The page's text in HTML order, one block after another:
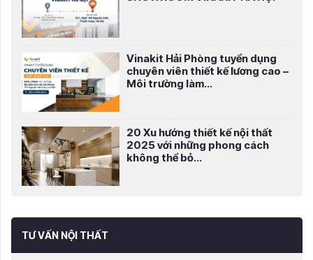
Vinakit Hải Phòng tuyển dụng
chuyên viên thiết kế lương cao –
Môi trường làm...
20 Xu hướng thiết kế nội thất
2025 với những phong cách
không thể bỏ...
TƯ VẤN NỘI THẤT